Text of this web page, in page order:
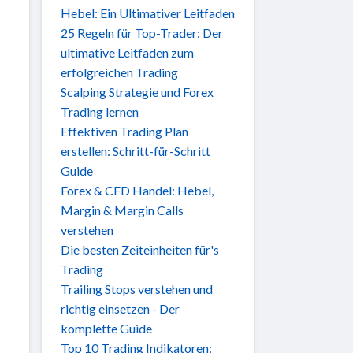
Hebel: Ein Ultimativer Leitfaden
25 Regeln für Top-Trader: Der
ultimative Leitfaden zum
erfolgreichen Trading
Scalping Strategie und Forex
Trading lernen
Effektiven Trading Plan
erstellen: Schritt-für-Schritt
Guide
Forex & CFD Handel: Hebel,
Margin & Margin Calls
verstehen
Die besten Zeiteinheiten für's
Trading
Trailing Stops verstehen und
richtig einsetzen - Der
komplette Guide
Top 10 Trading Indikatoren: